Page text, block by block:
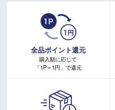
・有賀園ポイントの獲得には
・本特典は予告なく変更・中
・本キャンペーンの特典を受ける場合
詳しくはこちらをご確認くだ
キャンペーンページ
全品ポイント還元
購入額に応じて
「1P＝1円」で還元